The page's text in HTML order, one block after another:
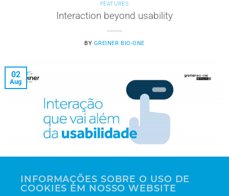
FEATURES
Interaction beyond usability
BY GREINER BIO-ONE
02
Aug
Usability is one of the essential conditions that all
INFORMAÇÕES SOBRE O USO DE
COOKIES EM NOSSO WEBSITE